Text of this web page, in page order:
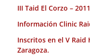
III Taid El Corzo – 2011
Información Clinic
Inscritos en el V
Zaragoza.